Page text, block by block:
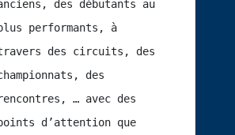
des débutants au
performants, à
des circuits, des
des
… avec des
d’attention que